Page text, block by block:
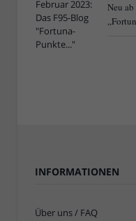
Neu
INFORMATIONEN
Über uns / FAQ